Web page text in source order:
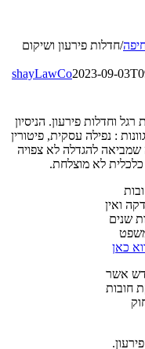
/חדלות פירעון ושיקום
shayLawCo2023-09-
וחדלות פירעון. הניסיון
: נפילה עסקית, פיטורין
להגדלה לא צפויה
לא מוצלחת.
ואין
שנים
כאן
אשר
חובות
חוק